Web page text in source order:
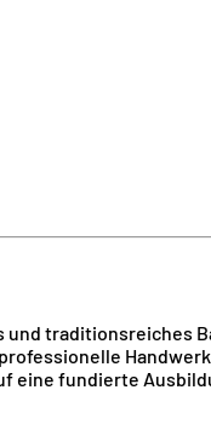
und traditionsreiches
eine fundierte